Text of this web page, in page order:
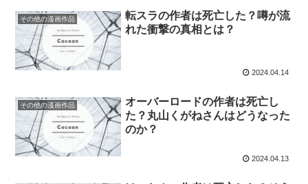
その他の漫画作品
転スラの作者は死亡した？噂が流
れた衝撃の真相とは？
2024.04.14
その他の漫画作品
オーバーロードの作者は死亡し
た？丸山くがねさんはどうなった
のか？
2024.04.13